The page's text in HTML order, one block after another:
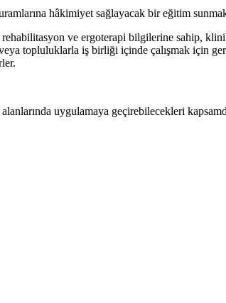
hâkimiyet sağlayacak bir eğitim
rehabilitasyon ve ergoterapi bilgilerine sahip,
topluluklarla iş birliği içinde çalışmak için
uygulamaya geçirebilecekleri